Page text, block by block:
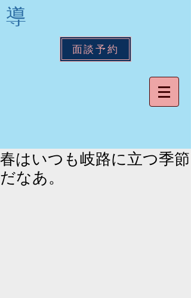
導
面談予約
春はいつも岐路に立つ季節
だなあ。